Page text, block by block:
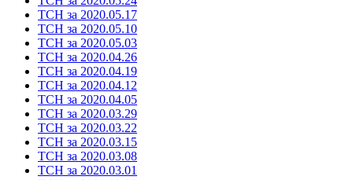
ТСН за 2020.05.17
ТСН за 2020.05.10
ТСН за 2020.05.03
ТСН за 2020.04.26
ТСН за 2020.04.19
ТСН за 2020.04.12
ТСН за 2020.04.05
ТСН за 2020.03.29
ТСН за 2020.03.22
ТСН за 2020.03.15
ТСН за 2020.03.08
ТСН за 2020.03.01